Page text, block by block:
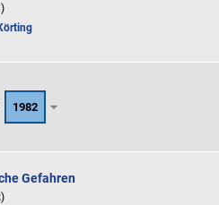
)
1982
Gefahren
)